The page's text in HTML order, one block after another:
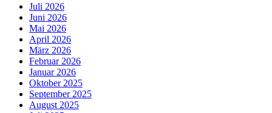
Juli 2026
Juni 2026
Mai 2026
April 2026
März 2026
Februar 2026
Januar 2026
Oktober 2025
September 2025
August 2025